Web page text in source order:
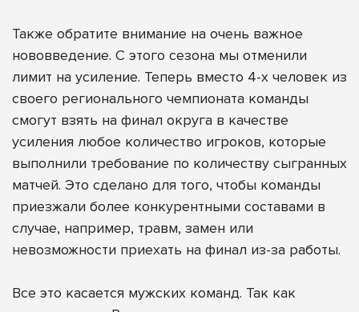
Также обратите внимание на очень важное
нововведение. С этого сезона мы отменили
лимит на усиление. Теперь вместо 4-х человек из
своего регионального чемпионата команды
смогут взять на финал округа в качестве
усиления любое количество игроков, которые
выполнили требование по количеству сыгранных
матчей. Это сделано для того, чтобы команды
приезжали более конкурентными составами в
случае, например, травм, замен или
невозможности приехать на финал из-за работы.
Все это касается мужских команд. Так как